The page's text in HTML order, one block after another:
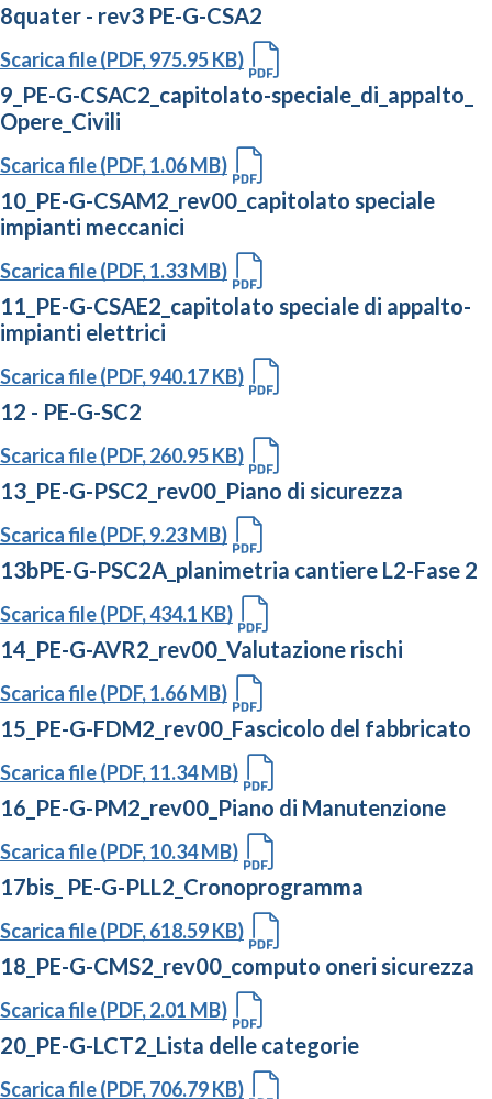
8quater - rev3 PE-G-CSA2
Scarica file (PDF, 975.95 KB)
9_PE-G-CSAC2_capitolato-speciale_di_appalto_
Opere_Civili
Scarica file (PDF, 1.06 MB)
10_PE-G-CSAM2_rev00_capitolato speciale
impianti meccanici
Scarica file (PDF, 1.33 MB)
11_PE-G-CSAE2_capitolato speciale di appalto-
impianti elettrici
Scarica file (PDF, 940.17 KB)
12 - PE-G-SC2
Scarica file (PDF, 260.95 KB)
13_PE-G-PSC2_rev00_Piano di sicurezza
Scarica file (PDF, 9.23 MB)
13bPE-G-PSC2A_planimetria cantiere L2-Fase 2
Scarica file (PDF, 434.1 KB)
14_PE-G-AVR2_rev00_Valutazione rischi
Scarica file (PDF, 1.66 MB)
15_PE-G-FDM2_rev00_Fascicolo del fabbricato
Scarica file (PDF, 11.34 MB)
16_PE-G-PM2_rev00_Piano di Manutenzione
Scarica file (PDF, 10.34 MB)
17bis_ PE-G-PLL2_Cronoprogramma
Scarica file (PDF, 618.59 KB)
18_PE-G-CMS2_rev00_computo oneri sicurezza
Scarica file (PDF, 2.01 MB)
20_PE-G-LCT2_Lista delle categorie
Scarica file (PDF, 706.79 KB)